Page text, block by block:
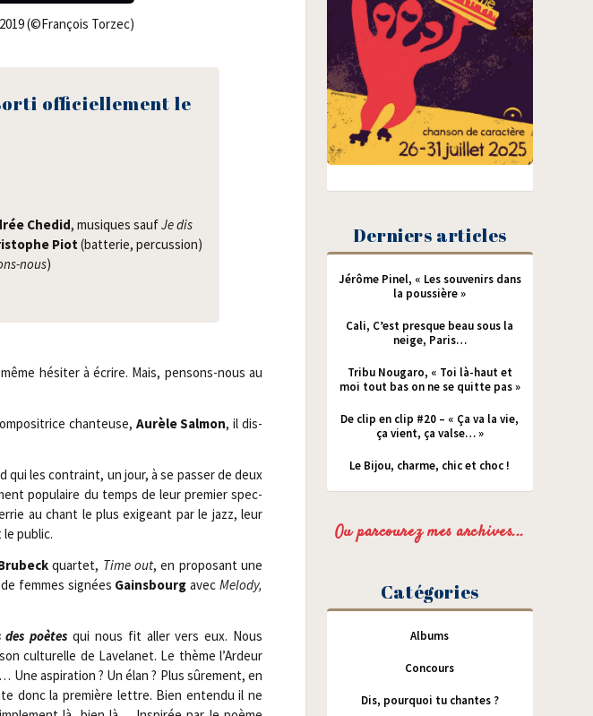
2019 (©Fran­çois Torzec)
offi­ciel­le­ment le
Che­did, musiques saufJe dis
Piot(bat­te­rie, per­cus­sion)
nous)
hési­ter à écrire. Mais, pen­sons-nous au
chan­teuse, Aurèle Sal­mon, il dis­
les contraint, un jour, à se pas­ser de deux
popu­laire du temps de leur pre­mier spec­
au chant le plus exi­geant par le jazz, leur
public.
quar­tet, Time out, en pro­po­sant une
femmes signées Gains­bourg avecMelo­dy,
poètes qui nous fit aller vers eux. Nous
cultu­relle de Lave­la­net. Le thème l’Ardeur
Une aspi­ra­tion ? Un élan ? Plus sûre­ment, en
donc la pre­mière lettre. Bien enten­du il ne
Derniers articles
Jérôme Pinel, « Les souvenirs dans
la poussière »
Cali, C’est presque beau sous la
neige, Paris…
Tribu Nougaro, « Toi là-haut et
moi tout bas on ne se quitte pas »
De clip en clip #20 – « Ça va la vie,
ça vient, ça valse… »
Le Bijou, charme, chic et choc !
Ou parcourez mes archives...
Catégories
Albums
Concours
Dis, pourquoi tu chantes ?